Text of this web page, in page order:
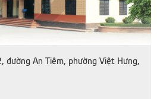
đường An Tiêm, phường Việt Hưng,